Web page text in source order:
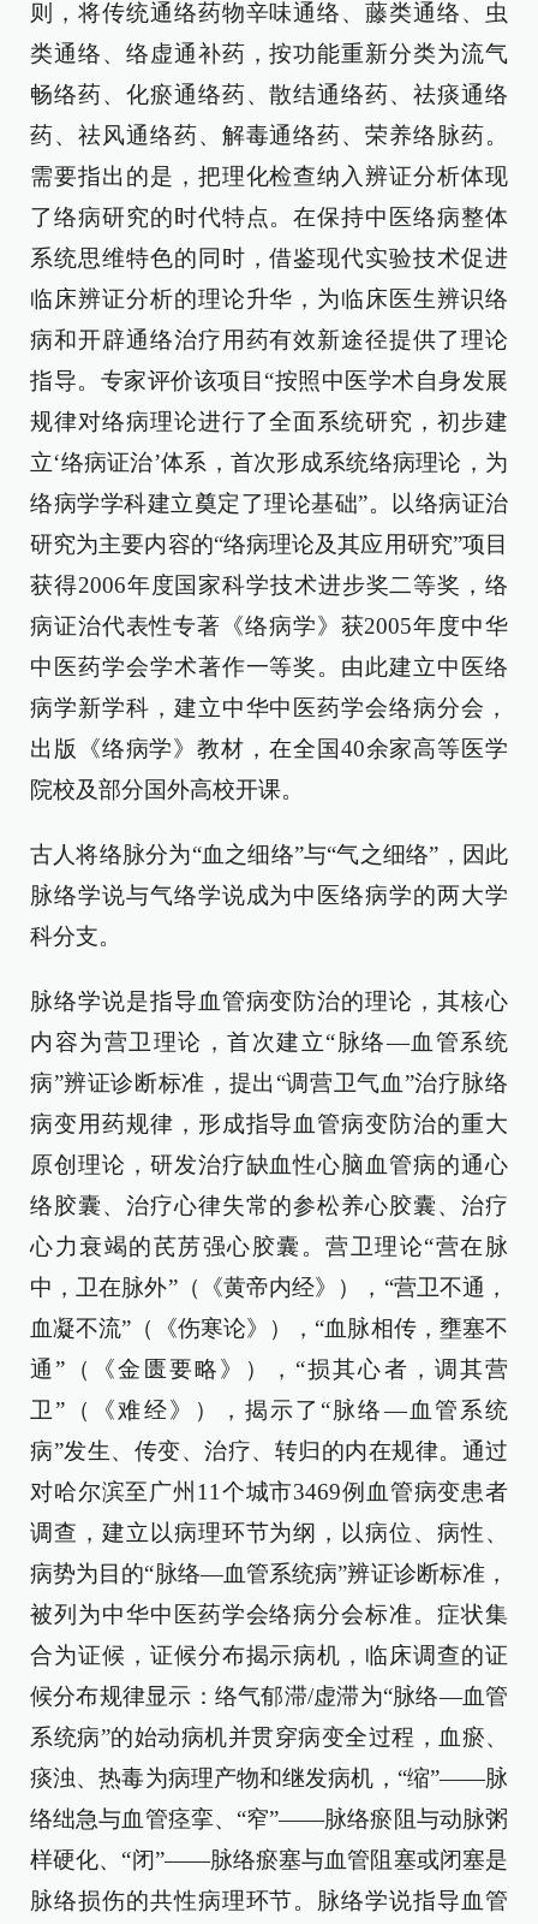
则，将传统通络药物辛味通络、藤类通络、虫
类通络、络虚通补药，按功能重新分类为流气
畅络药、化瘀通络药、散结通络药、祛痰通络
药、祛风通络药、解毒通络药、荣养络脉药。
需要指出的是，把理化检查纳入辨证分析体现
了络病研究的时代特点。在保持中医络病整体
系统思维特色的同时，借鉴现代实验技术促进
临床辨证分析的理论升华，为临床医生辨识络
病和开辟通络治疗用药有效新途径提供了理论
指导。专家评价该项目“按照中医学术自身发展
规律对络病理论进行了全面系统研究，初步建
立‘络病证治’体系，首次形成系统络病理论，为
络病学学科建立奠定了理论基础”。以络病证治
研究为主要内容的“络病理论及其应用研究”项目
获得2006年度国家科学技术进步奖二等奖，络
病证治代表性专著《络病学》获2005年度中华
中医药学会学术著作一等奖。由此建立中医络
病学新学科，建立中华中医药学会络病分会，
出版《络病学》教材，在全国40余家高等医学
院校及部分国外高校开课。
古人将络脉分为“血之细络”与“气之细络”，因此
脉络学说与气络学说成为中医络病学的两大学
科分支。
脉络学说是指导血管病变防治的理论，其核心
内容为营卫理论，首次建立“脉络—血管系统
病”辨证诊断标准，提出“调营卫气血”治疗脉络
病变用药规律，形成指导血管病变防治的重大
原创理论，研发治疗缺血性心脑血管病的通心
络胶囊、治疗心律失常的参松养心胶囊、治疗
心力衰竭的芪苈强心胶囊。营卫理论“营在脉
中，卫在脉外”（《黄帝内经》），“营卫不通，
血凝不流”（《伤寒论》），“血脉相传，壅塞不
通”（《金匮要略》），“损其心者，调其营
卫”（《难经》），揭示了“脉络—血管系统
病”发生、传变、治疗、转归的内在规律。通过
对哈尔滨至广州11个城市3469例血管病变患者
调查，建立以病理环节为纲，以病位、病性、
病势为目的“脉络—血管系统病”辨证诊断标准，
被列为中华中医药学会络病分会标准。症状集
合为证候，证候分布揭示病机，临床调查的证
候分布规律显示：络气郁滞/虚滞为“脉络—血管
系统病”的始动病机并贯穿病变全过程，血瘀、
痰浊、热毒为病理产物和继发病机，“缩”——脉
络绌急与血管痉挛、“窄”——脉络瘀阻与动脉粥
样硬化、“闭”——脉络瘀塞与血管阻塞或闭塞是
脉络损伤的共性病理环节。脉络学说指导血管